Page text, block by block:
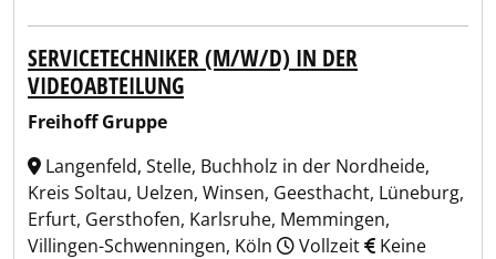
SERVICETECHNIKER (M/W/D) IN DER
VIDEOABTEILUNG
Freihoff Gruppe
Langenfeld, Stelle, Buchholz in der Nordheide,
Kreis Soltau, Uelzen, Winsen, Geesthacht, Lüneburg,
Erfurt, Gersthofen, Karlsruhe, Memmingen,
Villingen-Schwenningen, Köln
Vollzeit
Keine